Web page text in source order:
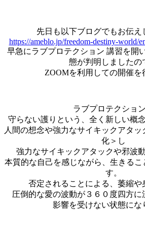
先日も以下ブログでもお伝え
https://ameblo.jp/freedom-destiny-world/
早急にラブプロテクション 講習を開
態が判明しましたの
ZOOMを利用しての開催を
ラブプロテクショ
守らない護りという、全く新しい概
人間の想念や強力なサイキックアタ
化＞し
強力なサイキックアタックや邪波
本質的な自己を感じながら、生きる
す。
否定されることによる、萎縮や
圧倒的な愛の波動が３６０度四方に
影響を受けない状態にな